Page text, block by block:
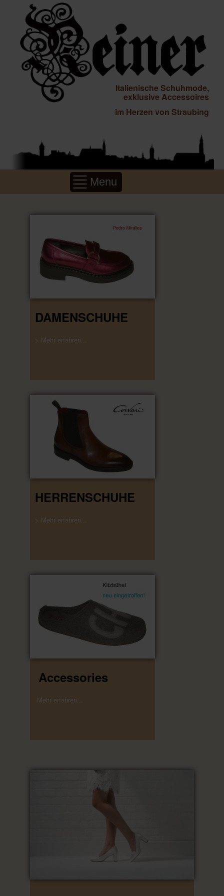
Italienische Schuhmode,
exklusive Accessoires
im Herzen von Straubing
Menu
DAMENSCHUHE
> Mehr erfahren...
HERRENSCHUHE
> Mehr erfahren...
Accessories
Mehr erfahren...